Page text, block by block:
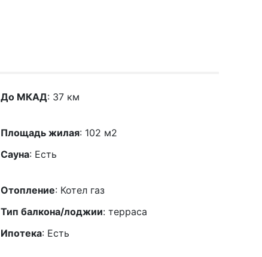
До МКАД: 37 км
Площадь жилая: 102 м2
Сауна: Есть
Отопление: Котел газ
Тип балкона/лоджии: терраса
Ипотека: Есть